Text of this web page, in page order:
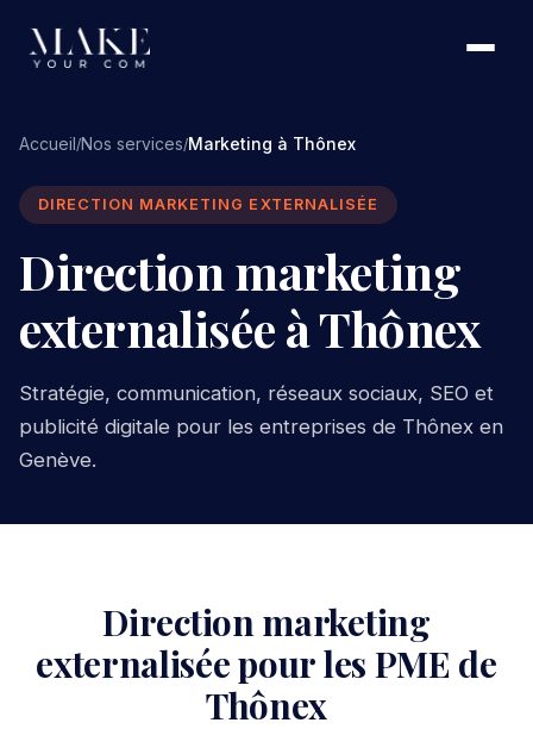
Accueil/Nos services/Marketing à Thônex
DIRECTION MARKETING EXTERNALISÉE
Direction marketing
externalisée à Thônex
Stratégie, communication, réseaux sociaux, SEO et
publicité digitale pour les entreprises de Thônex en
Genève.
Direction marketing
externalisée pour les PME de
Thônex